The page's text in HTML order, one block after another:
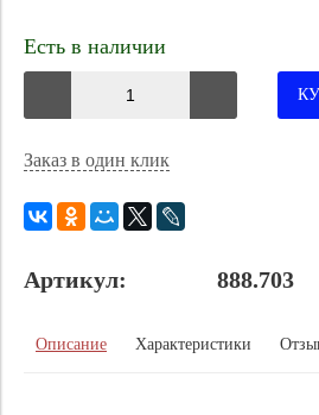
Есть в наличии
Заказ в один клик
Артикул: 888.703
Описание Характеристики